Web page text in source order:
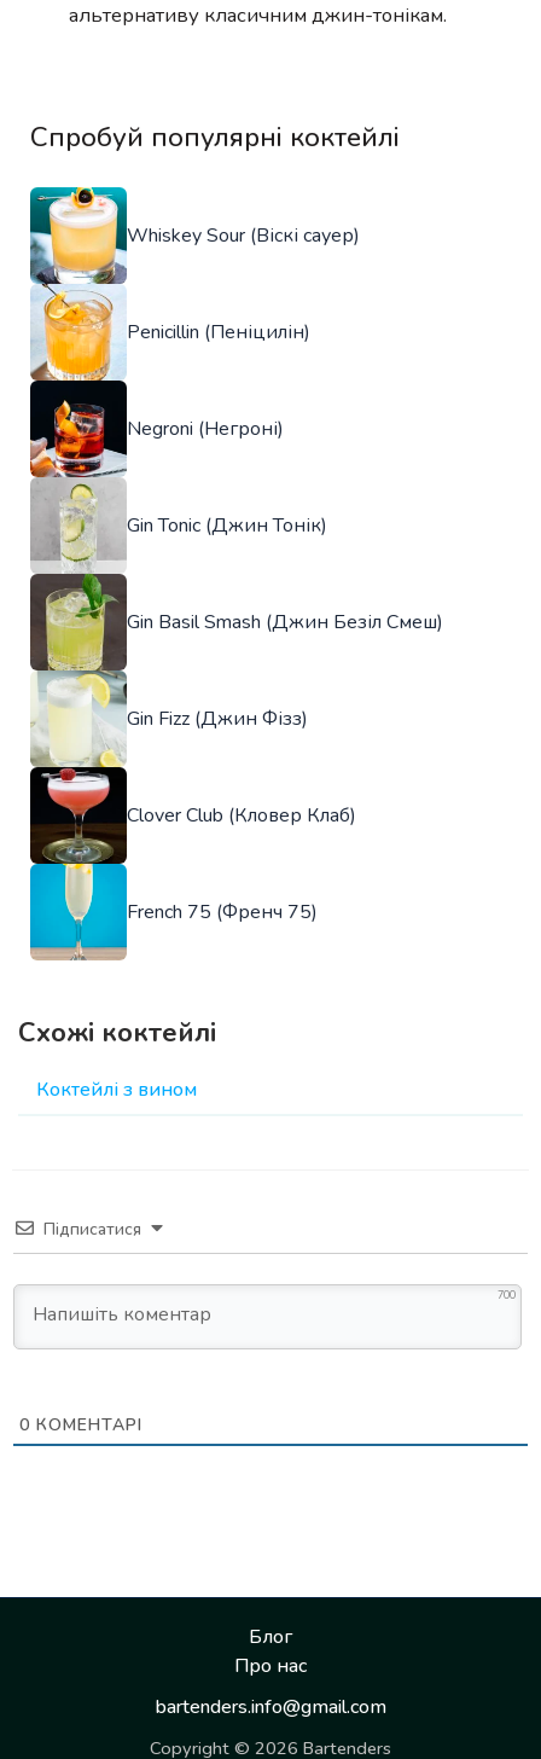
альтернативу класичним джин-тонікам.
Спробуй популярні коктейлі
Whiskey Sour (Віскі сауер)
Penicillin (Пеніцилін)
Negroni (Негроні)
Gin Tonic (Джин Тонік)
Gin Basil Smash (Джин Безіл Смеш)
Gin Fizz (Джин Фізз)
Clover Club (Кловер Клаб)
French 75 (Френч 75)
Схожі коктейлі
Коктейлі з вином
Підписатися
700
0 КОМЕНТАРІ
Блог
Про нас
bartenders.info@gmail.com
Copyright © 2026 Bartenders